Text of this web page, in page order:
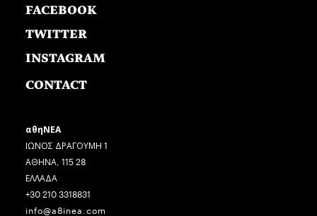
FACEBOOK
TWITTER
INSTAGRAM
CONTACT
αθηΝΕΑ
ΙΩΝΟΣ ΔΡΑΓΟΥΜΗ 1
ΑΘΗΝΑ, 115 28
ΕΛΛΑΔΑ
+30 210 3318831
info@a8inea.com